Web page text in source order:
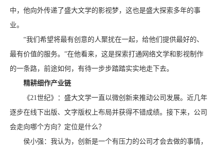
中，他向外传递了盛大文学的影视梦，这也是盛大探索多年的事
业。
“我们希望将最有创意的人聚扰在一起，给他们提供最好的、
最有价值的服务。”在他看来，这是探索打通网络文学和影视制作
的一条路，前途如何，有待一步步踏踏实实地走下去。
精耕细作产业链
《21世纪》：盛大文学一直以微创新来推动公司发展。近几年
逐步在线下出版、文字版权上布局并获得不错成绩。接下来，公司
会走向哪个方向？定位是什么？
侯小强：我认为，创新是一个有压力的公司才会去做的事情，